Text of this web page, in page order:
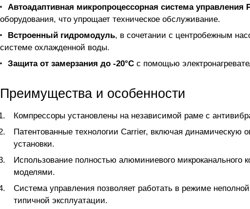
Автоадаптивная микропроцессорная система управления
оборудования, что упрощает техническое обслуживание.
Встроенный гидромодуль, в сочетании с центробежным
системе охлажденной воды.
Защита от замерзания до -20°C с помощью
Преимущества и особенности
Компрессоры установлены на независимой раме с
Патентованные технологии Carrier, включая
установки.
Использование полностью алюминиевого
моделями.
Система управления позволяет работать в режиме
типичной эксплуатации.